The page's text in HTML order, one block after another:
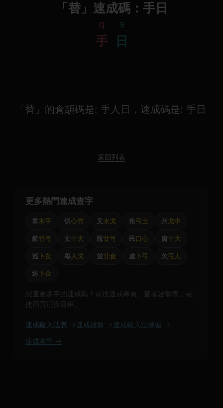
「替」速成碼：手日
q
手
a
日
「替」的倉頡碼是: 手人日，速成碼是: 手日
返回列表
更多熱門速成查字
韋木手 切心竹 叉 水戈 角弓土 州 戈中
航竹弓 丈十大 瓶廿弓 民口心 窗十大
巡 卜女 每人戈 並廿金 處 卜弓 欠弓人
述 卜金
想查更多字的速成碼？前往速成專頁、查看鍵盤表，或
使用頁頂搜尋框。
速成輸入法表 → 速成鍵盤 → 速成輸入法練習 →
速成教學 →